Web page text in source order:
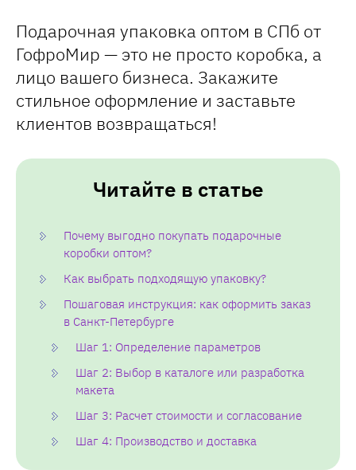
Подарочная упаковка оптом в СПб от
ГофроМир — это не просто коробка, а
лицо вашего бизнеса. Закажите
стильное оформление и заставьте
клиентов возвращаться!
Читайте в статье
Почему выгодно покупать подарочные
коробки оптом?
Как выбрать подходящую упаковку?
Пошаговая инструкция: как оформить заказ
в Санкт-Петербурге
Шаг 1: Определение параметров
Шаг 2: Выбор в каталоге или разработка
макета
Шаг 3: Расчет стоимости и согласование
Шаг 4: Производство и доставка